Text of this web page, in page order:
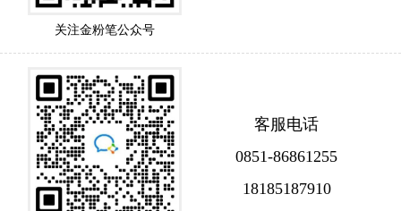
关注金粉笔公众号
客服电话
0851-86861255
18185187910